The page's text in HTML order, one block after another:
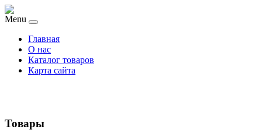
Menu
Главная
О нас
Каталог товаров
Карта сайта
Товары